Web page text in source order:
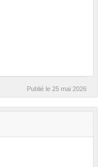
Publié le 25 mai 2026